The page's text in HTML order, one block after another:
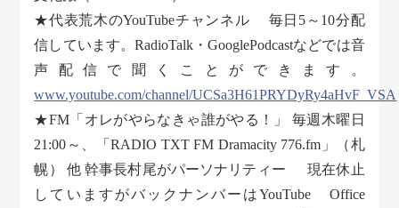
★代表荒木のYouTubeチャンネル 毎日5～10分配
信しています。RadioTalk・GooglePodcastなどでは音
声配信で聞くことができます。
www.youtube.com/channel/UCSa3H61PRYDyRy4aHvF_VSA
★FM「オレがやらなきゃ誰がやる！」 毎週木曜日
21:00～、「RADIO TXT FM Dramacity 776.fm」（札
幌） 他 幹事長村尾がパーソナリティー 現在休止
していますがバックナンバーはYouTube Office